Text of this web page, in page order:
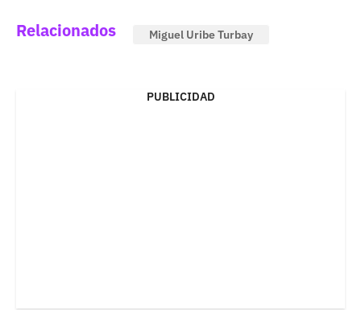
Relacionados Miguel Uribe Turbay
PUBLICIDAD